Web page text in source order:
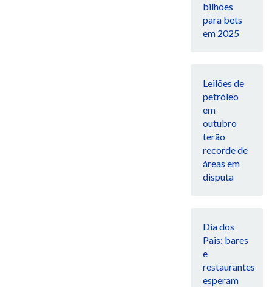
bilhões
para bets
em 2025
Leilões de
petróleo
em
outubro
terão
recorde de
áreas em
disputa
Dia dos
Pais: bares
e
restaurantes
esperam